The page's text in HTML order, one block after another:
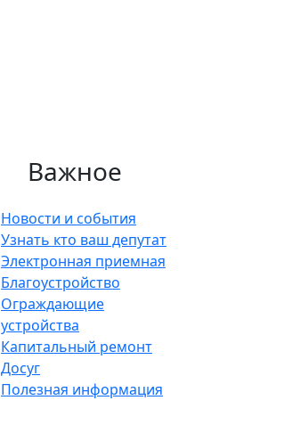
Важное
Новости и события
Узнать кто ваш депутат
Электронная приемная
Благоустройство
Ограждающие
устройства
Капитальный ремонт
Досуг
Полезная информация